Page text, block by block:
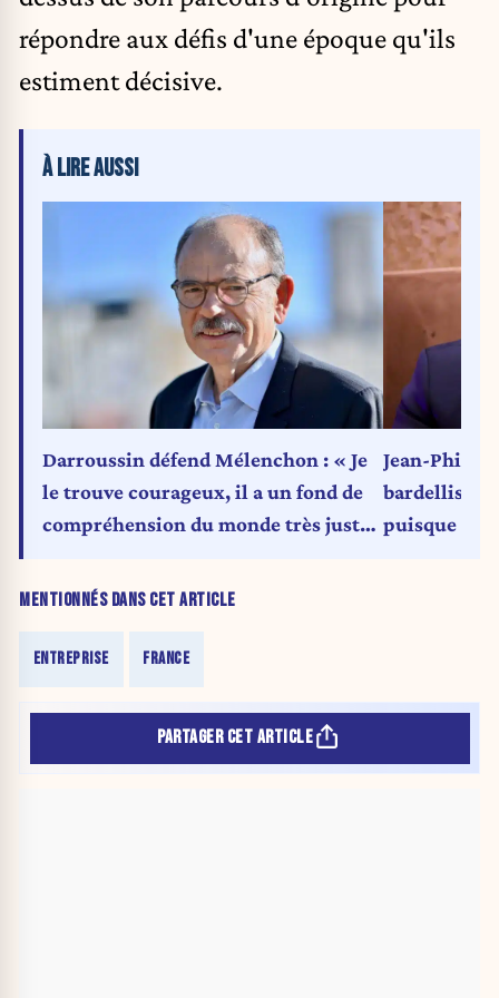
répondre aux défis d'une époque qu'ils
estiment décisive.
MENTIONNÉS DANS CET ARTICLE
ENTREPRISE FRANCE
À LIRE AUSSI
Darroussin défend Mélenchon : « Je
le trouve courageux, il a un fond de
compréhension du monde très juste
Jean-
bardellisme
puisque
PARTAGER CET ARTICLE